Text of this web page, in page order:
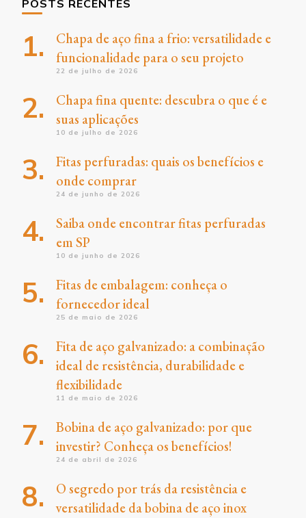
POSTS RECENTES
Chapa de aço fina a frio: versatilidade e
funcionalidade para o seu projeto
22 de julho de 2026
Chapa fina quente: descubra o que é e
suas aplicações
10 de julho de 2026
Fitas perfuradas: quais os benefícios e
onde comprar
24 de junho de 2026
Saiba onde encontrar fitas perfuradas
em SP
10 de junho de 2026
Fitas de embalagem: conheça o
fornecedor ideal
25 de maio de 2026
Fita de aço galvanizado: a combinação
ideal de resistência, durabilidade e
flexibilidade
11 de maio de 2026
Bobina de aço galvanizado: por que
investir? Conheça os benefícios!
24 de abril de 2026
O segredo por trás da resistência e
versatilidade da bobina de aço inox